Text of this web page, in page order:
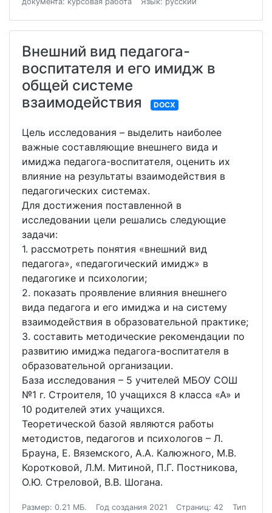
Внешний вид педагога-
воспитателя и его имидж в
общей системе
взаимодействия
DOCX
Цель исследования – выделить наиболее
важные составляющие внешнего вида и
имиджа педагога-воспитателя, оценить их
влияние на результаты взаимодействия в
педагогических системах.
Для достижения поставленной в
исследовании цели решались следующие
задачи:
1. рассмотреть понятия «внешний вид
педагога», «педагогический имидж» в
педагогике и психологии;
2. показать проявление влияния внешнего
вида педагога и его имиджа и на систему
взаимодействия в образовательной практике;
3. составить методические рекомендации по
развитию имиджа педагога-воспитателя в
образовательной организации.
База исследования – 5 учителей МБОУ СОШ
№1 г. Строителя, 10 учащихся 8 класса «А» и
10 родителей этих учащихся.
Теоретической базой являются работы
методистов, педагогов и психологов – Л.
Брауна, Е. Вяземского, А.А. Калюжного, М.В.
Коротковой, Л.М. Митиной, П.Г. Постникова,
О.Ю. Стреловой, В.В. Шогана.
Размер: 0.21 МБ. Год создания 2021 Страниц: 42
Тип